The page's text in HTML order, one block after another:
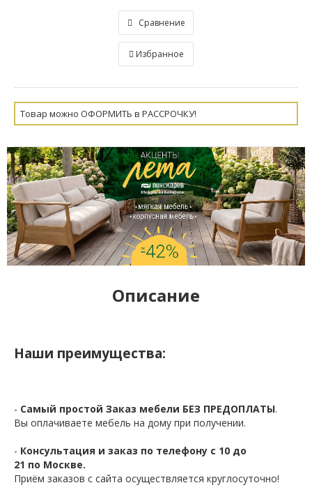
Сравнение
Избранное
Товар можно ОФОРМИТЬ в РАССРОЧКУ!
Описание
Наши преимущества:
- Самый простой Заказ мебели БЕЗ ПРЕДОПЛАТЫ.
Вы оплачиваете мебель на дому при получении.
- Консультация и заказ по телефону с 10 до
21 по Москве.
Приём заказов с сайта осуществляется круглосуточно!